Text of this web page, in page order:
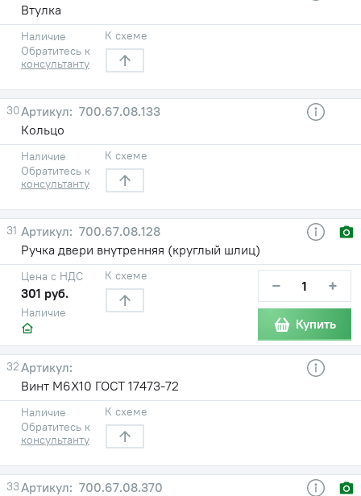
Втулка
Наличие
Обратитесь к
консультанту
К схеме
30
700.67.08.133
Кольцо
Наличие
Обратитесь к
консультанту
К схеме
31
700.67.08.128
Ручка двери внутренняя (круглый шлиц)
Наличие
Цена с НДС
301 руб.
К схеме − +
Купить
32
Винт М6X10 ГОСТ 17473-72
Наличие
Обратитесь к
консультанту
К схеме
33
700.67.08.370